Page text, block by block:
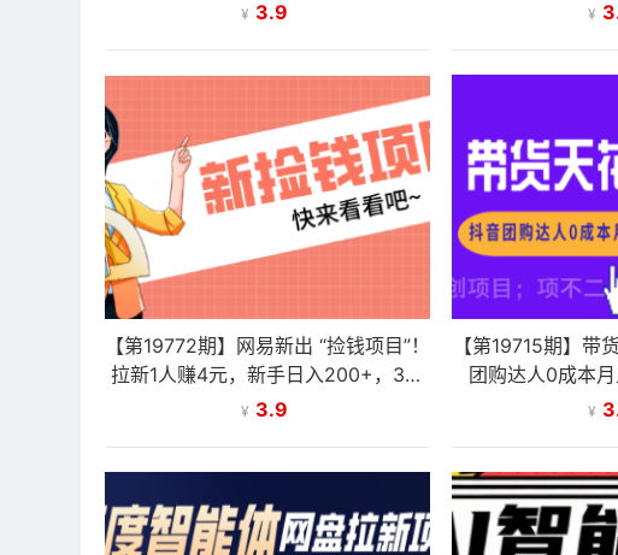
美金佣金，新手3天出单，月入5000
¥ 3.9 ¥
【第19772期】网易新出 “捡钱项目”！
拉新1人赚4元，新手日入200+，3个
实操方法直接抄
¥ 3.9
【第19715期】带
团购达人0成本
¥